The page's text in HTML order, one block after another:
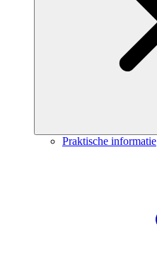
Praktische informatie